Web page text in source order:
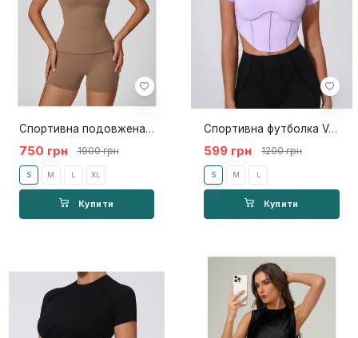
Спортивна подовжена футболка Slim brown
750 грн 1900 грн
S M L XL
Купити
Спортивна футболка Veni lilo
599 грн 1200 грн
S M L
Купити